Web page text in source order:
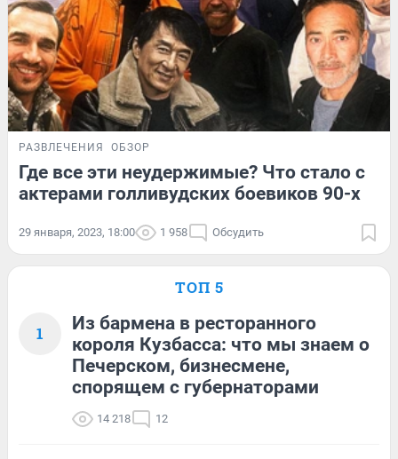
РАЗВЛЕЧЕНИЯ ОБЗОР
Где все эти неудержимые? Что стало с
актерами голливудских боевиков 90-х
29 января, 2023, 18:00 1 958 Обсудить
ТОП 5
1
Из бармена в ресторанного
короля Кузбасса: что мы знаем о
Печерском, бизнесмене,
спорящем с губернаторами
14 218 12